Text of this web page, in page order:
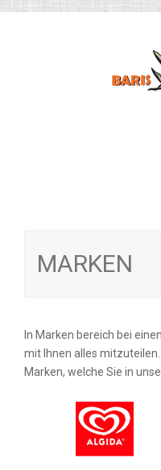
MARKEN
In Marken bereich bei
mit Ihnen alles
Marken, welche Sie in